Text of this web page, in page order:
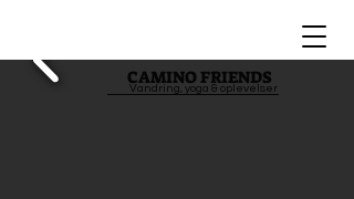
CAMINO FRIENDS
Vandring, yoga & oplevelser